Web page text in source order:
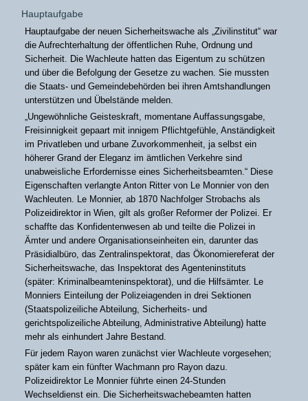
Hauptaufgabe
Hauptaufgabe der neuen Sicherheitswache als „Zivilinstitut“ war
die Aufrechterhaltung der öffentlichen Ruhe, Ordnung und
Sicherheit. Die Wachleute hatten das Eigentum zu schützen
und über die Befolgung der Gesetze zu wachen. Sie mussten
die Staats- und Gemeindebehörden bei ihren Amtshandlungen
unterstützen und Übelstände melden.
„Ungewöhnliche Geisteskraft, momentane Auffassungsgabe,
Freisinnigkeit gepaart mit innigem Pflichtgefühle, Anständigkeit
im Privatleben und urbane Zuvorkommenheit, ja selbst ein
höherer Grand der Eleganz im ämtlichen Verkehre sind
unabweisliche Erfordernisse eines Sicherheitsbeamten.“ Diese
Eigenschaften verlangte Anton Ritter von Le Monnier von den
Wachleuten. Le Monnier, ab 1870 Nachfolger Strobachs als
Polizeidirektor in Wien, gilt als großer Reformer der Polizei. Er
schaffte das Konfidentenwesen ab und teilte die Polizei in
Ämter und andere Organisationseinheiten ein, darunter das
Präsidialbüro, das Zentralinspektorat, das Ökonomiereferat der
Sicherheitswache, das Inspektorat des Agenteninstituts
(später: Kriminalbeamteninspektorat), und die Hilfsämter. Le
Monniers Einteilung der Polizeiagenden in drei Sektionen
(Staatspolizeiliche Abteilung, Sicherheits- und
gerichtspolizeiliche Abteilung, Administrative Abteilung) hatte
mehr als einhundert Jahre Bestand.
Für jedem Rayon waren zunächst vier Wachleute vorgesehen;
später kam ein fünfter Wachmann pro Rayon dazu.
Polizeidirektor Le Monnier führte einen 24-Stunden
Wechseldienst ein. Die Sicherheitswachebeamten hatten